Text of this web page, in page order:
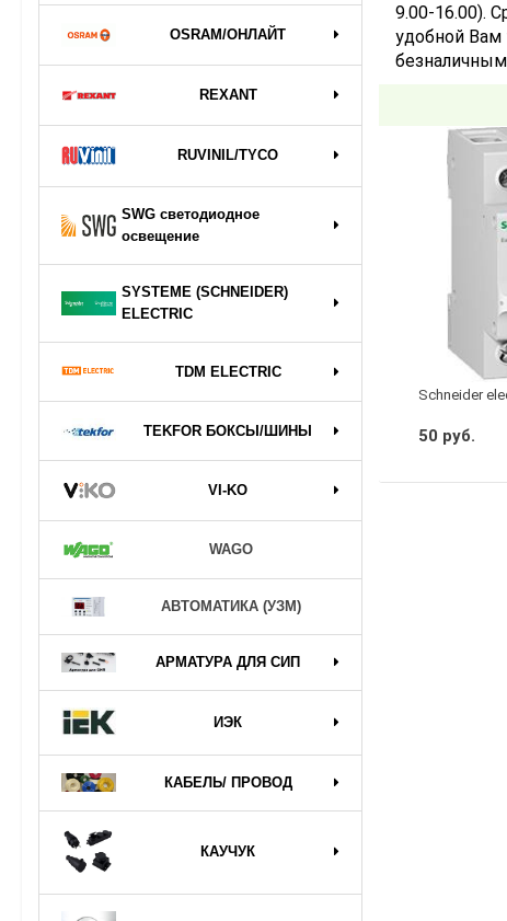
OSRAM/ОНЛАЙТ
REXANT
RUVINIL/TYCO
SWG светодиодное
освещение
SYSTEME (SCHNEIDER)
ELECTRIC
TDM ELECTRIC
TEKFOR БОКСЫ/ШИНЫ
VI-KO
WAGO
АВТОМАТИКА (УЗМ)
АРМАТУРА ДЛЯ СИП
ИЭК
КАБЕЛЬ/ ПРОВОД
КАУЧУК
9.00-16.00).
удобной Вам
Schneider
50 руб.